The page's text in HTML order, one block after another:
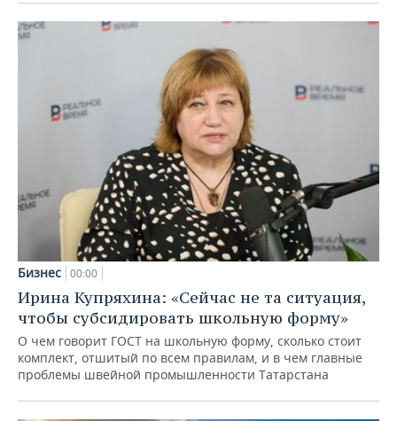
Бизнес 00:00
Ирина Купряхина: «Сейчас не та ситуация,
чтобы субсидировать школьную форму»
О чем говорит ГОСТ на школьную форму, сколько стоит
комплект, отшитый по всем правилам, и в чем главные
проблемы швейной промышленности Татарстана